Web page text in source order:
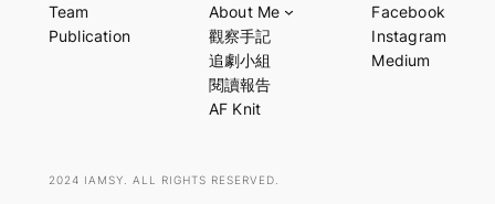
r
Team
Publication
About Me
觀察手記
追劇小組
閱讀報告
AF Knit
Facebook
Instagram
Medium
2024 IAMSY. ALL RIGHTS RESERVED.